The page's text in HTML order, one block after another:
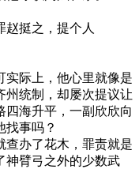
挺之，提个人
实际上，他心里就像是
州统制，却屡次提议让
四海升平，一副欣欣向
找事吗？
查办了花木，罪责就是
神臂弓之外的少数武